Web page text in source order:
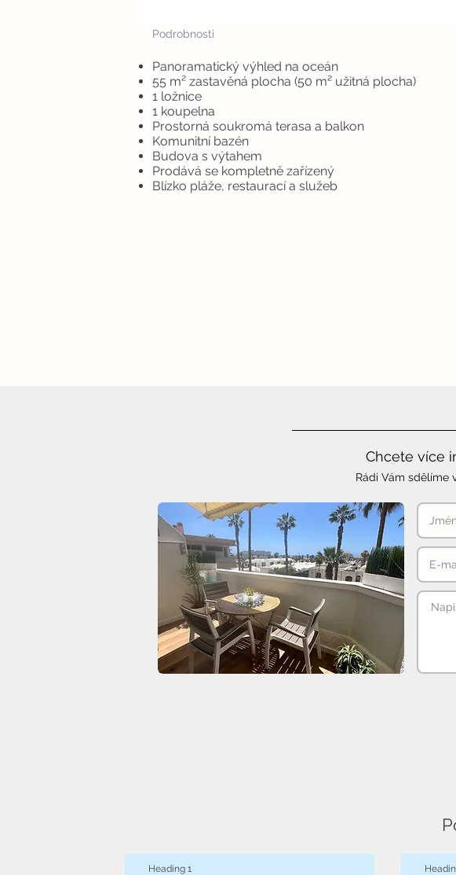
Podrobnosti
Panoramatický výhled na oceán
55 m² zastavěná plocha (50 m² užitná plocha)
1 ložnice
1 koupelna
Prostorná soukromá terasa a balkon
Komunitní bazén
Budova s výtahem
Prodává se kompletně zařízený
Blízko pláže, restaurací a služeb
Chcete více
Rádi Vám sdělíme
Heading 1